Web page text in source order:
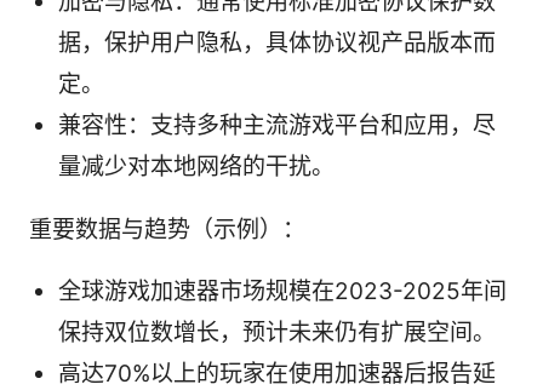
据，保护用户隐私，具体协议视产品版本而
定。
兼容性：支持多种主流游戏平台和应用，尽
量减少对本地网络的干扰。
重要数据与趋势（示例）：
全球游戏加速器市场规模在2023-2025年间
保持双位数增长，预计未来仍有扩展空间。
高达70%以上的玩家在使用加速器后报告延